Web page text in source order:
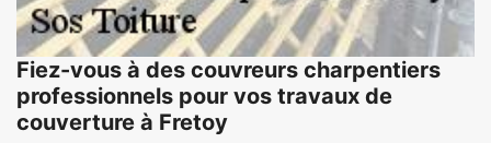
Fiez-vous à des couvreurs charpentiers
professionnels pour vos travaux de
couverture à Fretoy